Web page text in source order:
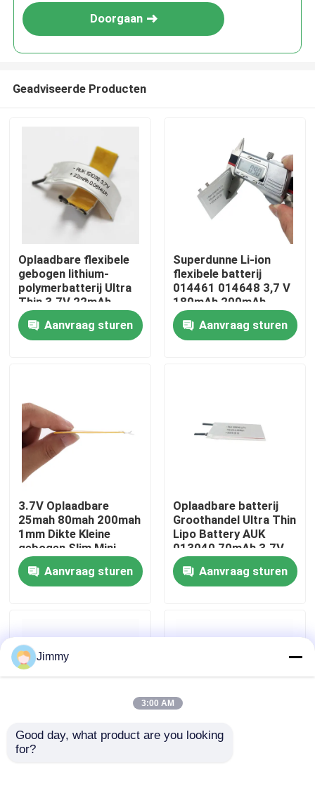
Producten
Video's
Over ons
Fabriekstocht
Vraag een offerte
De Batterij van douanelipo
Doorgaan
Geadviseerde Producten
Oplaadbare flexibele
gebogen lithium-
polymerbatterij Ultra
Thin 3.7V 22mAh
151036 1.5mm Lipo-
batterij voor
draagbare apparaten
Aanvraag sturen
Superdunne Li-ion
flexibele batterij
014461 014648 3,7 V
180mAh 200mAh
170mAh Ultradunne
3,7v polymerbatterij
Aanvraag sturen
3.7V Oplaadbare
25mah 80mah 200mah
1mm Dikte Kleine
gebogen Slim Mini
Ultra Dunne Lipo
Polymer Battery
Aanvraag sturen
Oplaadbare batterij
Groothandel Ultra Thin
Lipo Battery AUK
013040 70mAh 3.7V
Super Thin Battery
Voor
consumentenelektronica
Aanvraag sturen
3.7V Ultra Thin
Jimmy
3:00 AM
Good day, what product are you looking
for?